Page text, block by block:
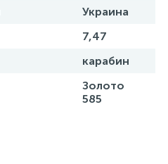
Украина
7,47
карабин
Золото
585